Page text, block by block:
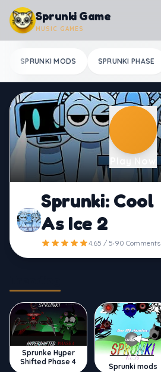
Skip to content
Sprunki Game
MUSIC GAMES
SPRUNKI MODS SPRUNKI PHASE
Play Now
Sprunki: Cool
As Ice 2
4.65 / 5·90 Comments
Sprunke Hyper
Shifted Phase 4
Sprunki mods